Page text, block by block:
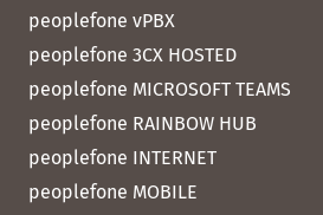
peoplefone vPBX
peoplefone 3CX HOSTED
peoplefone MICROSOFT TEAMS
peoplefone RAINBOW HUB
peoplefone INTERNET
peoplefone MOBILE